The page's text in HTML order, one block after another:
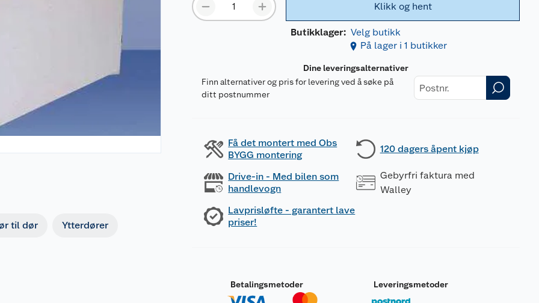
til dør Ytterdører
Klikk og hent
Butikklager: Velg butikk
På lager i 1 butikker
Dine leveringsalternativer
Finn alternativer og pris for levering ved å søke på
ditt postnummer
Få det montert med Obs
BYGG montering
120 dagers åpent kjøp
Drive-in - Med bilen som
handlevogn
Gebyrfri faktura med
Walley
Lavprisløfte - garantert lave
priser!
Betalingsmetoder Leveringsmetoder